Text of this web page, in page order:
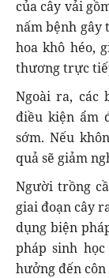
của cây vải
nấm bệnh gây
hoa khô héo,
thương trực
Ngoài ra, các
điều kiện ẩm
sớm. Nếu
quả sẽ giảm
Người trồng
giai đoạn cây
dụng biện
pháp sinh
hưởng đến